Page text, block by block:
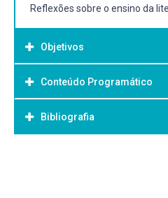
Reflexões sobre o ensino da
Objetivos
Objetivo Geral:
Gerais:
• Conhecer os conceitos
Conteúdo Programático
Natureza do texto literário
Bibliografia